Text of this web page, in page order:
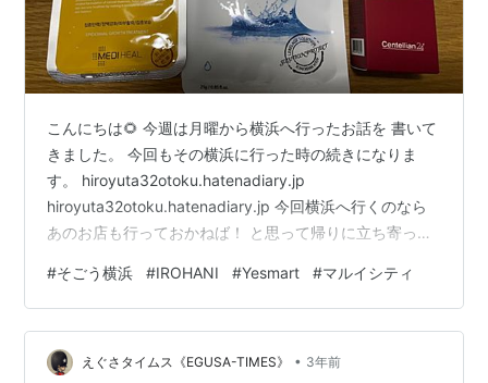
こんにちは🌻 今週は月曜から横浜へ行ったお話を 書いて
きました。 今回もその横浜に行った時の続きになりま
す。 hiroyuta32otoku.hatenadiary.jp
hiroyuta32otoku.hatenadiary.jp 今回横浜へ行くのなら
あのお店も行っておかねば！ と思って帰りに立ち寄った
大久保にあるIROHANIというお店が 入っていることを知
ってからは こちらへたびたび訪れるようになりました。
hiroyuta32otoku.hatenadiary.jp この頃は暑くて新大久
保に行くのも億劫なので こちらは近くで本当に…
#そごう横浜 #IROHANI #Yesmart #マルイシティ
えぐさタイムス《EGUSA-TIMES》 • 3年前